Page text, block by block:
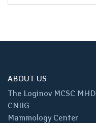
ABOUT US
The Loginov MCSC MHD
CNIIG
Mammology Center